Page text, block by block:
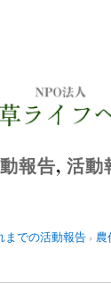
報告, 活動
までの活動報告 ›